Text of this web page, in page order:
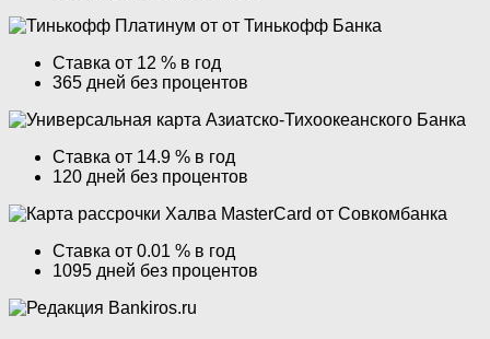
Ставка от 12 % в год
365 дней без процентов
Ставка от 14.9 % в год
120 дней без процентов
Ставка от 0.01 % в год
1095 дней без процентов